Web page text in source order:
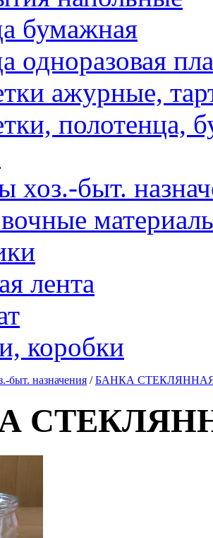
бумажная
одноразовая
ажурные,
полотенца,
хоз.-быт.
лента
коробки
быт. назначения /БАНКА СТЕКЛЯННАЯ